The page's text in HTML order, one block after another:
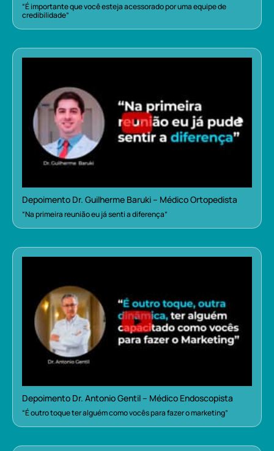
“É importante que você esteja acessorado por uma equipe de
credibilidade”
Depoimento Dr. Guilherme Baruki – Médico Ortopedista
“Na primeira reunião eu já senti a diferença”
Depoimento Dr. Antonio Gentil – Médico Endoscopista
“É outro toque ter alguém como vocês para fazer o marketing”